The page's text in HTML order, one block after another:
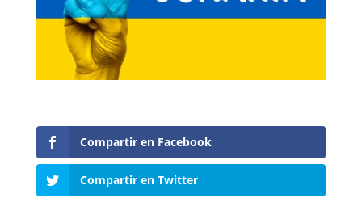
Compartir en Facebook
Compartir en Twitter